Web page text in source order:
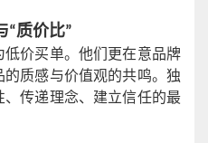
“质价比”
价买单。他们更在意品牌
质感与价值观的共鸣。独
传递理念、建立信任的最